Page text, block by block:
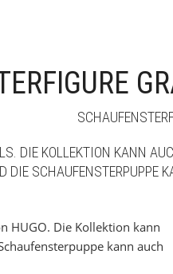
DIE KOLLEKTION KANN
SCHAUFENSTERPUPPE